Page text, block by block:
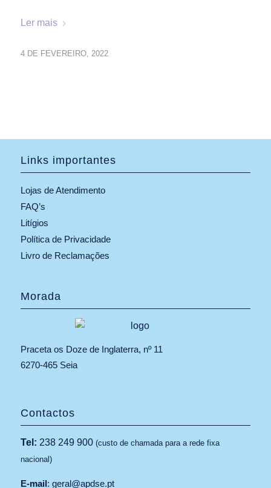
Ler mais
4 DE FEVEREIRO, 2022
Links importantes
Lojas de Atendimento
FAQ’s
Litígios
Política de Privacidade
Livro de Reclamações
Morada
Praceta os Doze de Inglaterra, nº 11
6270-465 Seia
Contactos
Tel: 238 249 900(custo de chamada para a rede fixa
nacional)
E-mail: geral@apdse.pt